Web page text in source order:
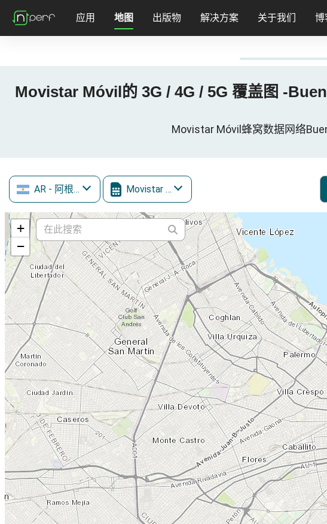
应用 地图 出版物 解决方案 关于我们 博
Movistar Móvil的 3G / 4G / 5G 覆盖图 -
Movistar Móvil蜂窝数据网络
AR - 阿根廷 Movistar Móvil
+
−